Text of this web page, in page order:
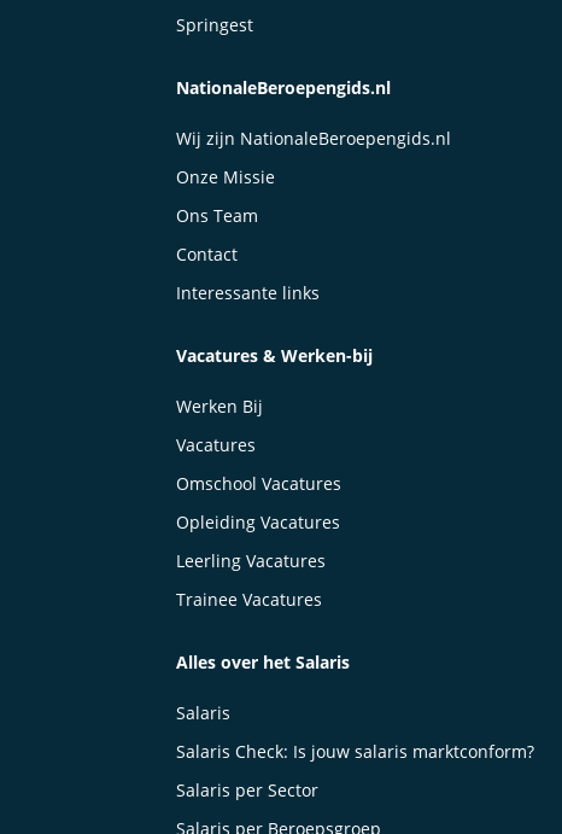
Springest
NationaleBeroepengids.nl
Wij zijn NationaleBeroepengids.nl
Onze Missie
Ons Team
Contact
Interessante links
Vacatures & Werken-bij
Werken Bij
Vacatures
Omschool Vacatures
Opleiding Vacatures
Leerling Vacatures
Trainee Vacatures
Alles over het Salaris
Salaris
Salaris Check: Is jouw salaris marktconform?
Salaris per Sector
Salaris per Beroepsgroep